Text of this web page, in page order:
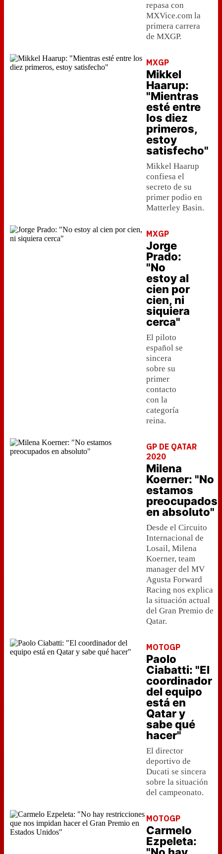
repasa con
MXVice.com la
primera carrera
de MXGP.
MXGP
Mikkel
Haarup:
"Mientras
esté entre
los diez
primeros,
estoy
satisfecho"
Mikkel Haarup
confiesa el
secreto de su
primer podio en
Matterley Basin.
MXGP
Jorge
Prado:
"No
estoy al
cien por
cien, ni
siquiera
cerca"
El piloto
español se
sincera
sobre su
primer
contacto
con la
categoría
reina.
GP DE QATAR
2020
Milena
Koerner: "No
estamos
preocupados
en absoluto"
Desde el Circuito
Internacional de
Losail, Milena
Koerner, team
manager del MV
Agusta Forward
Racing nos explica
la situación actual
del Gran Premio de
Qatar.
MOTOGP
Paolo
Ciabatti: "El
coordinador
del equipo
está en
Qatar y
sabe qué
hacer"
El director
deportivo de
Ducati se sincera
sobre la situación
del campeonato.
MOTOGP
Carmelo
Ezpeleta: